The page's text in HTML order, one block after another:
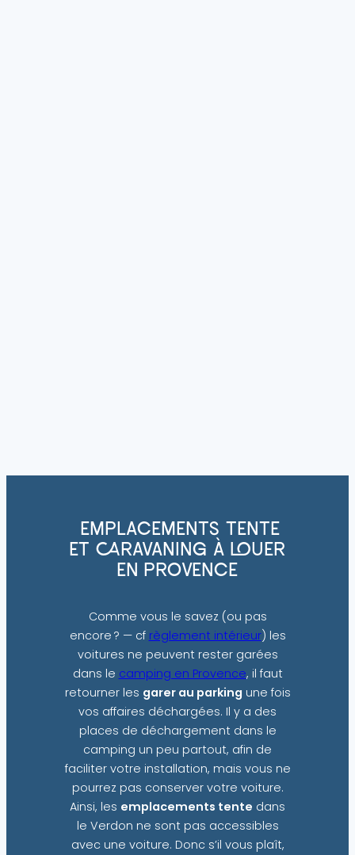
EMPLACEMENTS TENTE
ET CARAVANING À LOUER
EN PROVENCE
Comme vous le savez (ou pas
encore ? — cf règlement intérieur) les
voitures ne peuvent rester garées
dans le camping en Provence, il faut
retourner les garer au parking une fois
vos affaires déchargées. Il y a des
places de déchargement dans le
camping un peu partout, afin de
faciliter votre installation, mais vous ne
pourrez pas conserver votre voiture.
Ainsi, les emplacements tente dans
le Verdon ne sont pas accessibles
avec une voiture. Donc s’il vous plaît,